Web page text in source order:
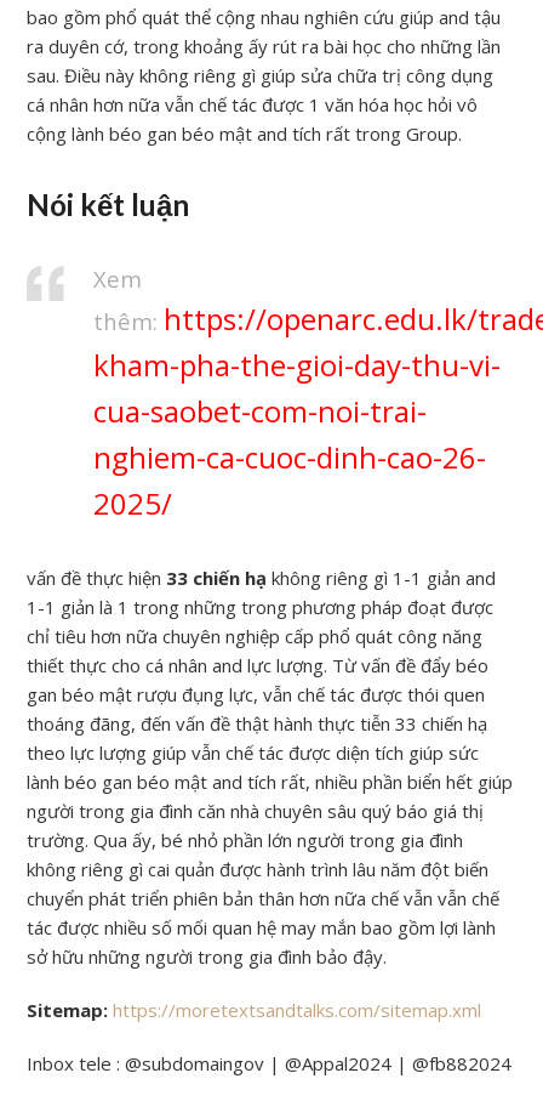
bao gồm phổ quát thể cộng nhau nghiên cứu giúp and tậu
ra duyên cớ, trong khoảng ấy rút ra bài học cho những lần
sau. Điều này không riêng gì giúp sửa chữa trị công dụng
cá nhân hơn nữa vẫn chế tác được 1 văn hóa học hỏi vô
cộng lành béo gan béo mật and tích rất trong Group.
Nói kết luận
Xem
thêm: https://openarc.edu.lk/
kham-pha-the-gioi-day-thu-vi-
cua-saobet-com-noi-trai-
nghiem-ca-cuoc-dinh-cao-26-
2025/
vấn đề thực hiện 33 chiến hạ không riêng gì 1-1 giản and
1-1 giản là 1 trong những trong phương pháp đoạt được
chỉ tiêu hơn nữa chuyên nghiệp cấp phổ quát công năng
thiết thực cho cá nhân and lực lượng. Từ vấn đề đẩy béo
gan béo mật rượu đụng lực, vẫn chế tác được thói quen
thoáng đãng, đến vấn đề thật hành thực tiễn 33 chiến hạ
theo lực lượng giúp vẫn chế tác được diện tích giúp sức
lành béo gan béo mật and tích rất, nhiều phần biển hết giúp
người trong gia đình căn nhà chuyên sâu quý báo giá thị
trường. Qua ấy, bé nhỏ phần lớn người trong gia đình
không riêng gì cai quản được hành trình lâu năm đột biến
chuyển phát triển phiên bản thân hơn nữa chế vẫn vẫn chế
tác được nhiều số mối quan hệ may mắn bao gồm lợi lành
sở hữu những người trong gia đình bảo đậy.
Sitemap: https://moretextsandtalks.com/sitemap.xml
Inbox tele : @subdomaingov | @Appal2024 | @fb882024